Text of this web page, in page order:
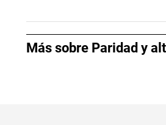
Más sobre Paridad y